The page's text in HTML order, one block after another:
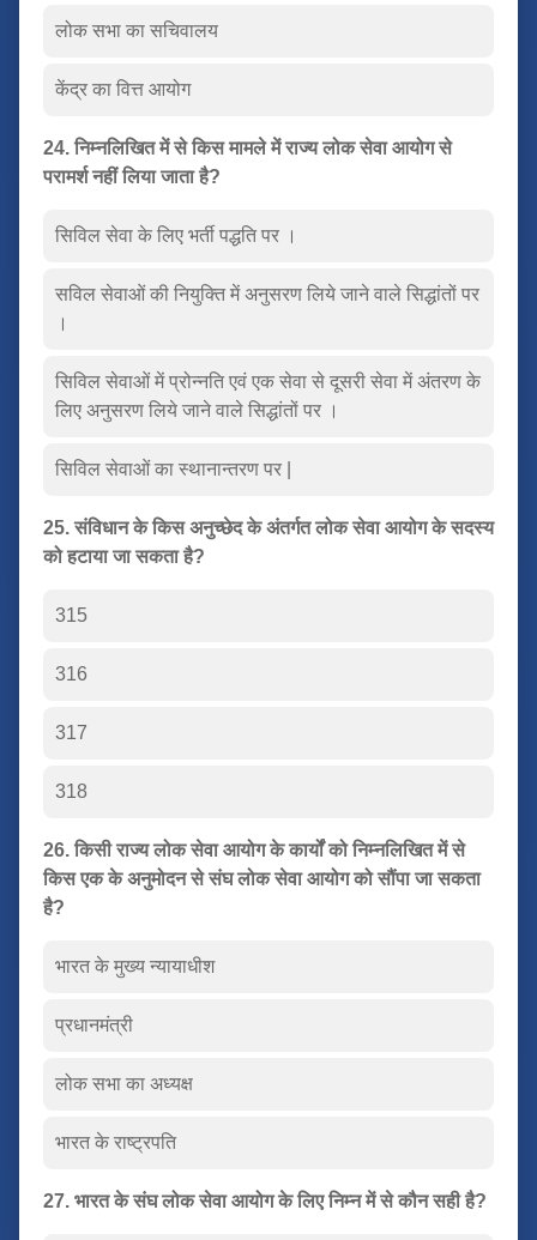
लोक सभा का सचिवालय
केंद्र का वित्त आयोग
24. निम्नलिखित में से किस मामले में राज्य लोक सेवा आयोग से
परामर्श नहीं लिया जाता है?
सिविल सेवा के लिए भर्ती पद्धति पर ।
सविल सेवाओं की नियुक्ति में अनुसरण लिये जाने वाले सिद्धांतों पर
।
सिविल सेवाओं में प्रोन्नति एवं एक सेवा से दूसरी सेवा में अंतरण के
लिए अनुसरण लिये जाने वाले सिद्धांतों पर ।
सिविल सेवाओं का स्थानान्तरण पर |
25. संविधान के किस अनुच्छेद के अंतर्गत लोक सेवा आयोग के सदस्य
को हटाया जा सकता है?
315
316
317
318
26. किसी राज्य लोक सेवा आयोग के कार्यों को निम्नलिखित में से
किस एक के अनुमोदन से संघ लोक सेवा आयोग को सौंपा जा सकता
है?
भारत के मुख्य न्यायाधीश
प्रधानमंत्री
लोक सभा का अध्यक्ष
भारत के राष्ट्रपति
27. भारत के संघ लोक सेवा आयोग के लिए निम्न में से कौन सही है?